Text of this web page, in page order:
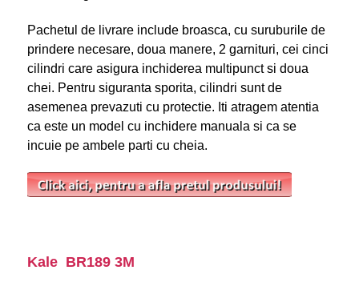
Pachetul de livrare include broasca, cu suruburile de
prindere necesare, doua manere, 2 garnituri, cei cinci
cilindri care asigura inchiderea multipunct si doua
chei. Pentru siguranta sporita, cilindri sunt de
asemenea prevazuti cu protectie. Iti atragem atentia
ca este un model cu inchidere manuala si ca se
incuie pe ambele parti cu cheia.
Kale BR189 3M